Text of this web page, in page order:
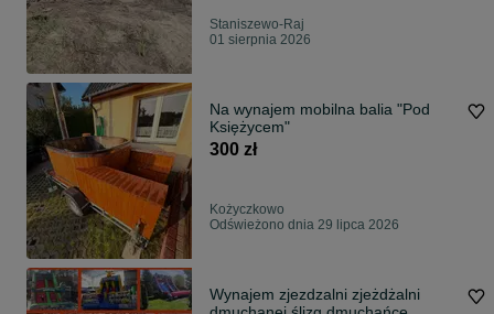
Staniszewo-Raj
01 sierpnia 2026
Na wynajem mobilna balia "Pod
Księżycem"
300 zł
Kożyczkowo
Odświeżono dnia 29 lipca 2026
Wynajem zjezdzalni zjeżdżalni